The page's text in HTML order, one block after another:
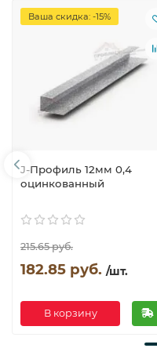
Ваша скидка: -15%
J-Профиль 12мм 0,4
оцинкованный
215.65 руб.
182.85 руб. /шт.
В корзину